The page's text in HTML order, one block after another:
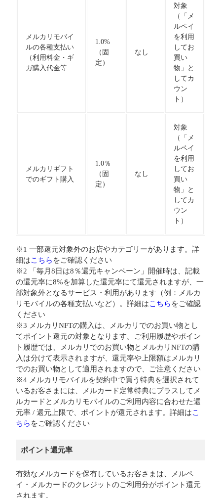
メルカリモバイ
ルの各種支払い
（利用料金・ギ
ガ購入代金等
1.0%
（固
定）
なし
対象
（「メ
ルペイ
を利用
してお
買い
物」と
してカ
ウン
ト）
メルカリギフト
でのギフト購入
1.0％
（固
定）
なし
対象
（「メ
ルペイ
を利用
してお
買い
物」と
してカ
ウン
ト）
※1 一部還元対象外のお店やカテゴリーがあります。詳
細はこちら をご確認ください
※2 「毎月8日は8％還元キャンペーン」開催時は、記載
の還元率に8%を加算した還元率にて還元されますが、一
部対象外となるサービス・利用があります（例：メルカ
リモバイルの各種支払いなど）。詳細はこちら をご確認
ください
※3 メルカリNFTの購入は、メルカリでのお買い物とし
てポイント還元の対象となります。ご利用履歴やポイン
ト履歴では、メルカリでのお買い物とメルカリNFTの購
入は分けて表示されますが、還元率や上限額はメルカリ
でのお買い物として適用されますので、ご注意ください
※4 メルカリモバイルを契約中で買う特典を選択されて
いるお客さまには、メルカード定常特典にプラスしてメ
ルカードとメルカリモバイルのご利用内容に合わせた還
元率 / 還元上限で、ポイントが還元されます。詳細はこ
ちら をご確認ください
ポイント還元率
有効なメルカードを保有しているお客さまは、メルペ
イ・メルカードのクレジットのご利用分がポイント還元
されます。